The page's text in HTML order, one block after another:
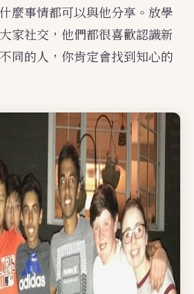
麼事情都可以與他分享。放學
家社交，他們都很喜歡認識新
同的人，你肯定會找到知心的